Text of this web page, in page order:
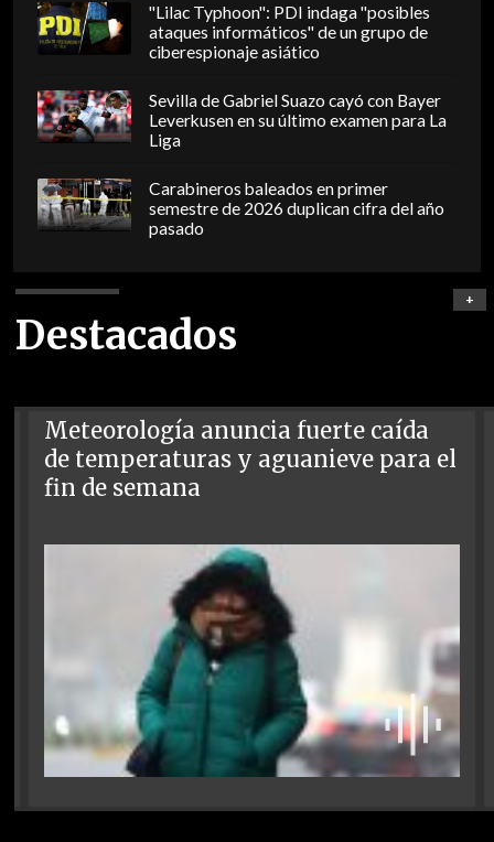
"Lilac Typhoon": PDI indaga "posibles
ataques informáticos" de un grupo de
ciberespionaje asiático
Sevilla de Gabriel Suazo cayó con Bayer
Leverkusen en su último examen para La
Liga
Carabineros baleados en primer
semestre de 2026 duplican cifra del año
pasado
Destacados
+
Meteorología anuncia fuerte caída
de temperaturas y aguanieve para el
fin de semana